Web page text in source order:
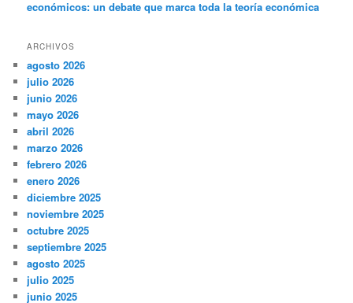
económicos: un debate que marca toda la teoría económica
ARCHIVOS
agosto 2026
julio 2026
junio 2026
mayo 2026
abril 2026
marzo 2026
febrero 2026
enero 2026
diciembre 2025
noviembre 2025
octubre 2025
septiembre 2025
agosto 2025
julio 2025
junio 2025